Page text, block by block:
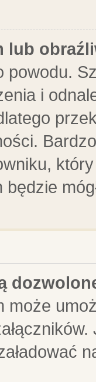
lub
i
może